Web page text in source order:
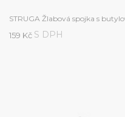
STRUGA Žlabová spojka s
159 Kč S DPH